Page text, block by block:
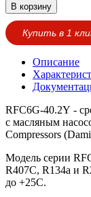
В корзину
Купить в 1
Описание
RFC6G-40.2Y -
c масляным
Compressors
Модель серии
R407C, R134a и
до +25С.